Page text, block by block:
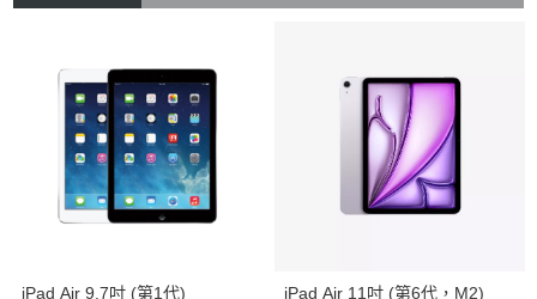
iPad Air 9.7吋 (第1代) iPad Air 11吋 (第6代，M2)